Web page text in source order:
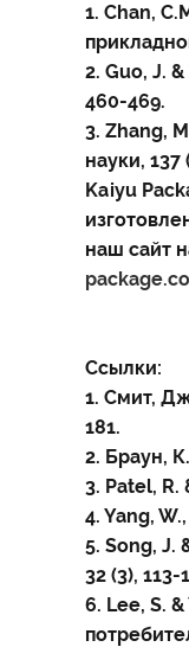
1. Chan,
2. Guo, J.
460-469.
3. Zhang,
науки, 137
Kaiyu
наш сайт
Ссылки:
1. Смит,
181.
2. Браун,
3. Patel,
4. Yang,
5. Song, J.
32 (3), 113-
6. Lee, S.